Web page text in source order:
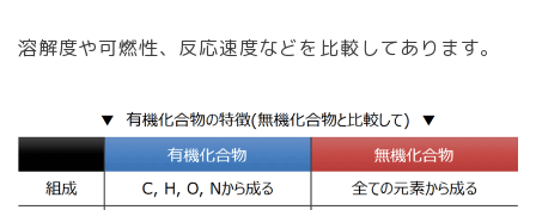
溶解度や可燃性、反応速度などを比較してあります。